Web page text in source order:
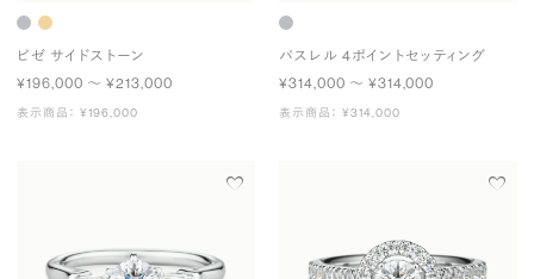
ビゼ サイドストーン
¥196,000 〜 ¥213,000
表示商品： ¥196,000
パスレル 4ポイントセッティング
¥314,000 〜 ¥314,000
表示商品： ¥314,000